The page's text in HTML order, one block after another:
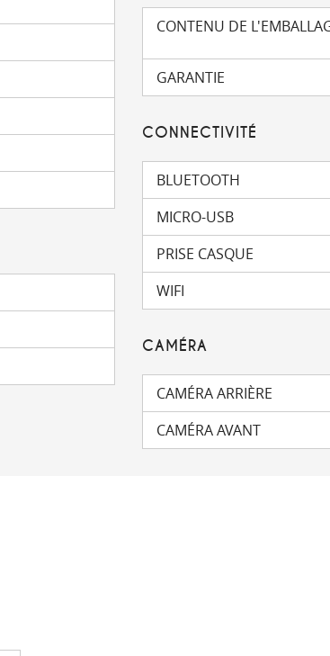
CONTENU DE
GARANTIE
CONNECTIVITÉ
BLUETOOTH
MICRO-USB
PRISE CASQUE
WIFI
CAMÉRA
CAMÉRA ARRIÈRE
CAMÉRA AVANT